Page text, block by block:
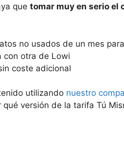
que tomar muy en serio el
no usados de un mes
con otra de Lowi
coste adicional
utilizando nuestro
versión de la tarifa Tú